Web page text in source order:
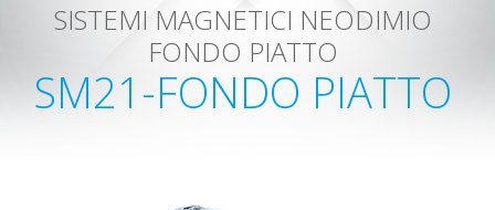
SISTEMI MAGNETICI NEODIMIO
FONDO PIATTO
SM21-FONDO PIATTO